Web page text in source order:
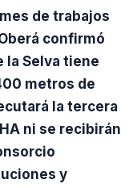
mes de trabajos
confirmó
la Selva tiene
metros de
la tercera
ni se recibirán
y